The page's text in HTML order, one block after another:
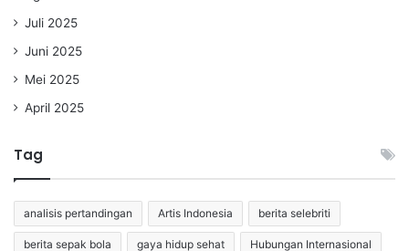
Juli 2025
Juni 2025
Mei 2025
April 2025
Tag
analisis pertandingan Artis Indonesia berita selebriti
berita sepak bola gaya hidup sehat Hubungan Internasional